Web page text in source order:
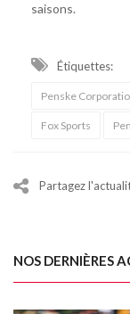
saisons.
Étiquettes:
Penske
Fox Sports
Partagez
NOS DERNIÈRES